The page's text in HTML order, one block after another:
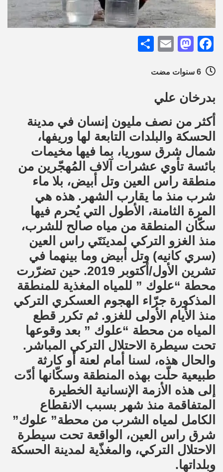
Facebook
Mastodon
Email
بدرخان علي
أكثر من نصف مليون إنسان في مدينة
الحسكة والبلدات التابعة لها وريفها،
شمال شرق سوريا، بما فيها مخيمات
بائسة تأوي عشرات آلاف المُهجّرين من
منطقة راس العين وتل أبيض، بلا ماء
شرب منذ ما يقارب الشهر. هذه هي
المرة الثامنة، الأطول التي يُحرم فيها
سكّان المنطقة من مياه صالح للشرب،
منذ الغزو التركي لمدينَتَي راس العين
(سري كانيه) وتل أبيض وما بينهما في
تشرين الأول/أكتوبر 2019. حين تضرّرت
محطة “علوك ” للمياه المغذية للمنطقة
المذكورة جرّاء الهجوم العسكري التركي
منذ الأيام الأولى للغزو. ثم تكرر قطع
المياه من محطة “علوك ” بعد وقوعها
تحت سيطرة الاحتلال التركي المباشر.
والحال هذه، لسنا أمام لعنة أو كارثة
طبيعية حلّت بهذه المنطقة وسكّانها أدّت
إلى هذه الأزمة الإنسانية الخطيرة
المتفاقمة منذ شهر بسبب الانقطاع
الكامل لمياه الشرب من محطة” علوك”
شرق راس العين، الواقعة تحت سيطرة
الاحتلال التركي، والمغذّية لمدينة الحسكة
وبلداتها.